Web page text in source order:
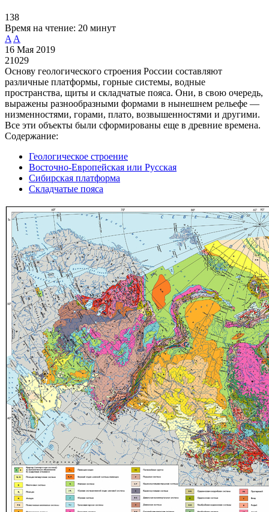
138
Время на чтение: 20 минут
A A
16 Мая 2019
21029
Основу геологического строения России составляют
различные платформы, горные системы, водные
пространства, щиты и складчатые пояса. Они, в свою очередь,
выражены разнообразными формами в нынешнем рельефе —
низменностями, горами, плато, возвышенностями и другими.
Все эти объекты были сформированы еще в древние времена.
Содержание:
Геологическое строение
Восточно-Европейская или Русская
Сибирская платформа
Складчатые пояса